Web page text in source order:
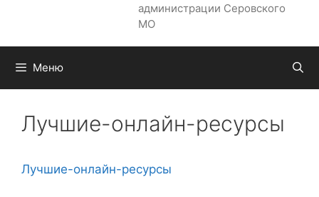
администрации Серовского
МО
Меню
Лучшие-онлайн-ресурсы
Лучшие-онлайн-ресурсы